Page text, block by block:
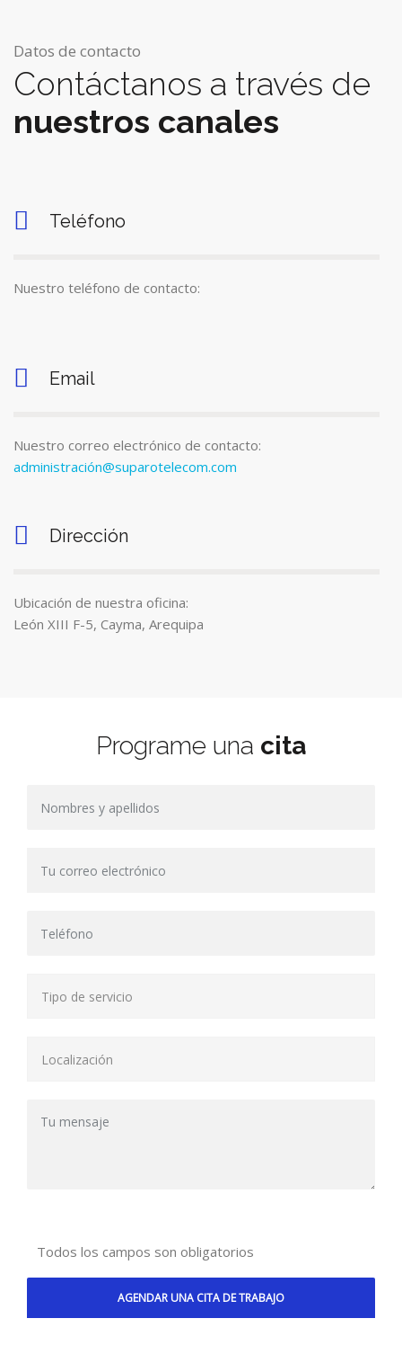
Datos de contacto
Contáctanos a través de
nuestros canales
Teléfono
Nuestro teléfono de contacto:
Email
Nuestro correo electrónico de contacto:
administración@suparotelecom.com
Dirección
Ubicación de nuestra oficina:
León XIII F-5, Cayma, Arequipa
Programe una cita
Todos los campos son obligatorios